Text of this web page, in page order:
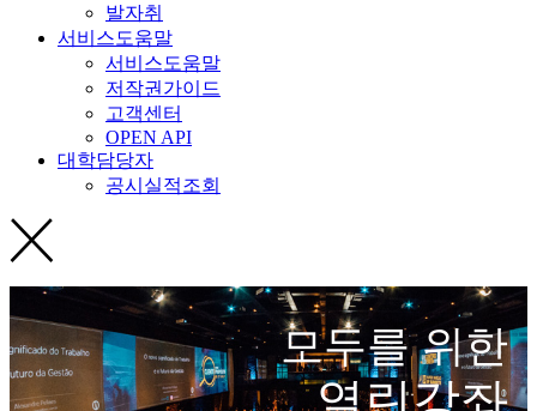
발자취
서비스도움말
서비스도움말
저작권가이드
고객센터
OPEN API
대학담당자
공시실적조회
모두를 위한